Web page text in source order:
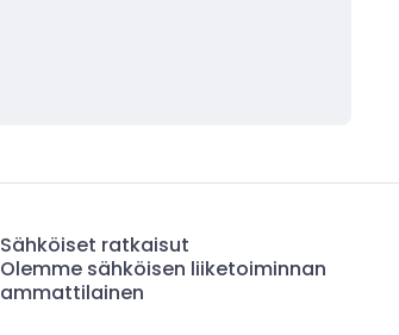
Sähköiset ratkaisut
Olemme sähköisen liiketoiminnan
ammattilainen